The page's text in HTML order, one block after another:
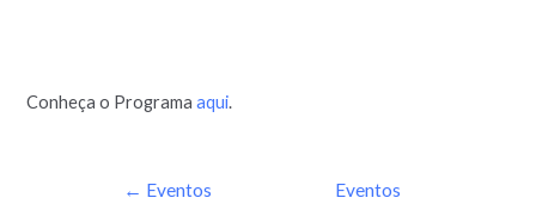
Conheça o Programaaqui.
← Eventos
Eventos